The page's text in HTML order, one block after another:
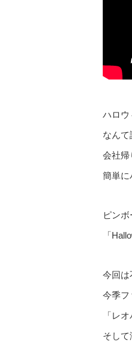
ハロ
なん
会社帰
簡単に
ピン
「
今回は
今季フ
「レ
そして